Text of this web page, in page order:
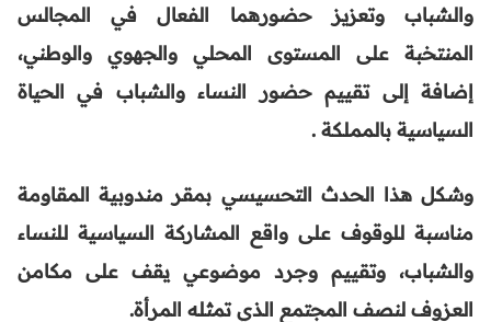
والشباب وتعزيز حضورهما الفعال في المجالس
المنتخبة على المستوى المحلي والجهوي والوطني،
إضافة إلى تقييم حضور النساء والشباب في الحياة
السياسية بالمملكة .
وشكل هذا الحدث التحسيسي بمقر مندوبية المقاومة
مناسبة للوقوف على واقع المشاركة السياسية للنساء
والشباب، وتقييم وجرد موضوعي يقف على مكامن
العزوف لنصف المجتمع الذي تمثله المرأة.